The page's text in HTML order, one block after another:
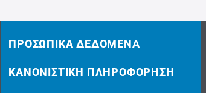
ΠΡΟΣΩΠΙΚΆ ΔΕΔΟΜΈΝΑ
ΚΑΝΟΝΙΣΤΙΚΉ ΠΛΗΡΟΦΌΡΗΣΗ